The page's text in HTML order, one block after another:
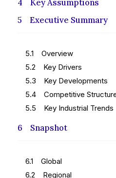
4 Key Assumptions
5 Executive Summary
5.1 Overview
5.2 Key Drivers
5.3 Key Developments
5.4 Competitive
5.5 Key Industrial Trends
6 Snapshot
6.1 Global
6.2 Regional